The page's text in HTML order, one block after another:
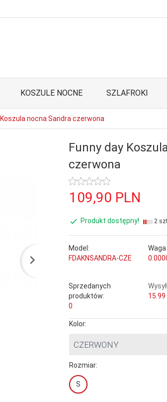
KOSZULE NOCNE SZLAFROKI
Koszula nocna Sandra czerwona
Funny day
czerwona
109,90 PLN
Produkt dostępny! 2
Model:
FDAKNSANDRA-CZE
Sprzedanych
produktów:
0
15.99
Kolor:
CZERWONY
Rozmiar:
S